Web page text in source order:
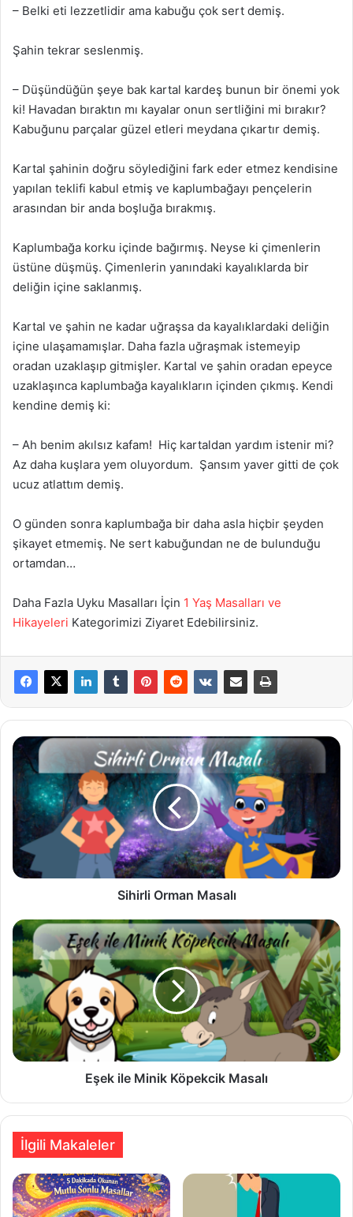
– Belki eti lezzetlidir ama kabuğu çok sert demiş.
Şahin tekrar seslenmiş.
– Düşündüğün şeye bak kartal kardeş bunun bir önemi yok
ki! Havadan bıraktın mı kayalar onun sertliğini mi bırakır?
Kabuğunu parçalar güzel etleri meydana çıkartır demiş.
Kartal şahinin doğru söylediğini fark eder etmez kendisine
yapılan teklifi kabul etmiş ve kaplumbağayı pençelerin
arasından bir anda boşluğa bırakmış.
Kaplumbağa korku içinde bağırmış. Neyse ki çimenlerin
üstüne düşmüş. Çimenlerin yanındaki kayalıklarda bir
deliğin içine saklanmış.
Kartal ve şahin ne kadar uğraşsa da kayalıklardaki deliğin
içine ulaşamamışlar. Daha fazla uğraşmak istemeyip
oradan uzaklaşıp gitmişler. Kartal ve şahin oradan epeyce
uzaklaşınca kaplumbağa kayalıkların içinden çıkmış. Kendi
kendine demiş ki:
– Ah benim akılsız kafam! Hiç kartaldan yardım istenir mi?
Az daha kuşlara yem oluyordum. Şansım yaver gitti de çok
ucuz atlattım demiş.
O günden sonra kaplumbağa bir daha asla hiçbir şeyden
şikayet etmemiş. Ne sert kabuğundan ne de bulunduğu
ortamdan…
Daha Fazla Uyku Masalları İçin 1 Yaş Masalları ve
Hikayeleri Kategorimizi Ziyaret Edebilirsiniz.
Sihirli
Orman
Masalı
Sihirli Orman Masalı
Eşek
ile
Minik
Köpekcik
Masalı
Eşek ile Minik Köpekcik Masalı
İlgili Makaleler